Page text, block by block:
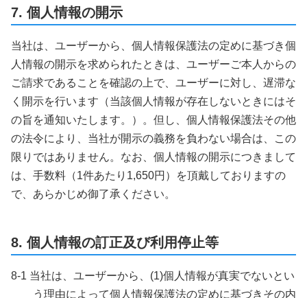
7. 個人情報の開示
当社は、ユーザーから、個人情報保護法の定めに基づき個
人情報の開示を求められたときは、ユーザーご本人からの
ご請求であることを確認の上で、ユーザーに対し、遅滞な
く開示を行います（当該個人情報が存在しないときにはそ
の旨を通知いたします。）。但し、個人情報保護法その他
の法令により、当社が開示の義務を負わない場合は、この
限りではありません。なお、個人情報の開示につきまして
は、手数料（1件あたり1,650円）を頂戴しておりますの
で、あらかじめ御了承ください。
8. 個人情報の訂正及び利用停止等
8-1 当社は、ユーザーから、(1)個人情報が真実でないとい
う理由によって個人情報保護法の定めに基づきその内